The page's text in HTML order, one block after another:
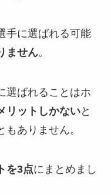
手に選ばれる可能
ません。
選ばれることはホ
リットしかないと
ありません。
を3点にまとめまし